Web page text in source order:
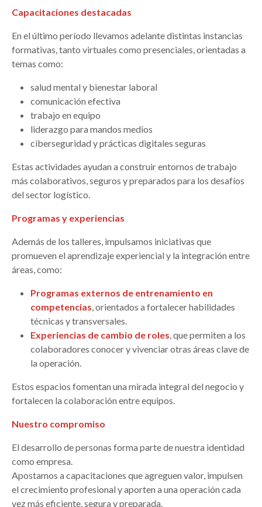
Capacitaciones destacadas
En el último período llevamos adelante distintas instancias
formativas, tanto virtuales como presenciales, orientadas a
temas como:
salud mental y bienestar laboral
comunicación efectiva
trabajo en equipo
liderazgo para mandos medios
ciberseguridad y prácticas digitales seguras
Estas actividades ayudan a construir entornos de trabajo
más colaborativos, seguros y preparados para los desafíos
del sector logístico.
Programas y experiencias
Además de los talleres, impulsamos iniciativas que
promueven el aprendizaje experiencial y la integración entre
áreas, como:
Programas externos de entrenamiento en
competencias, orientados a fortalecer habilidades
técnicas y transversales.
Experiencias de cambio de roles, que permiten a los
colaboradores conocer y vivenciar otras áreas clave de
la operación.
Estos espacios fomentan una mirada integral del negocio y
fortalecen la colaboración entre equipos.
Nuestro compromiso
El desarrollo de personas forma parte de nuestra identidad
como empresa.
Apostamos a capacitaciones que agreguen valor, impulsen
el crecimiento profesional y aporten a una operación cada
vez más eficiente, segura y preparada.